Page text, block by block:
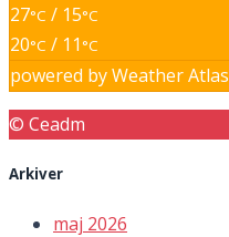
27°C / 15°C
20°C / 11 °C
powered byWeather Atlas
© Ceadm
Arkiver
maj 2026